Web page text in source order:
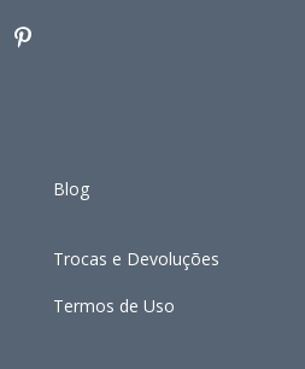
Blog
Trocas e Devoluções
Termos de Uso